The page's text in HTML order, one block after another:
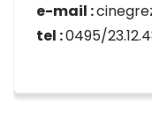
e-mail :
tel :0495/